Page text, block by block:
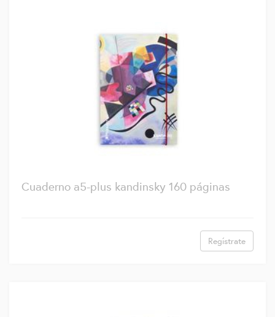
Cuaderno a5-plus kandinsky 160 páginas
Regístrate